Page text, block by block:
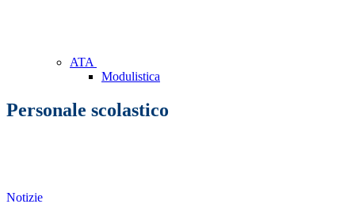
ATA
Modulistica
Personale scolastico
Notizie